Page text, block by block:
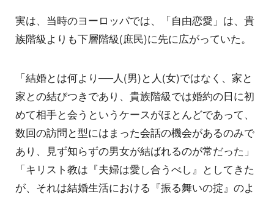
実は、当時のヨーロッパでは、「自由恋愛」は、貴
族階級よりも下層階級(庶民)に先に広がっていた。
「結婚とは何より──人(男)と人(女)ではなく、家と
家との結びつきであり、貴族階級では婚約の日に初
めて相手と会うというケースがほとんどであって、
数回の訪問と型にはまった会話の機会があるのみで
あり、見ず知らずの男女が結ばれるのが常だった」
「キリスト教は『夫婦は愛し合うべし』としてきた
が、それは結婚生活における『振る舞いの掟』のよ